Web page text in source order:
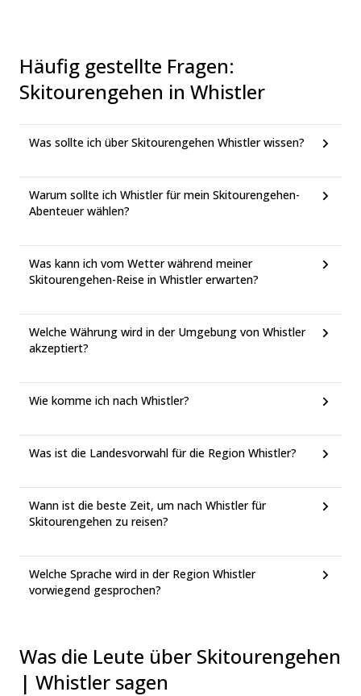
Häufig gestellte Fragen:
Skitourengehen in Whistler
Was sollte ich über Skitourengehen Whistler wissen?
Warum sollte ich Whistler für mein Skitourengehen-
Abenteuer wählen?
Was kann ich vom Wetter während meiner
Skitourengehen-Reise in Whistler erwarten?
Welche Währung wird in der Umgebung von Whistler
akzeptiert?
Wie komme ich nach Whistler?
Was ist die Landesvorwahl für die Region Whistler?
Wann ist die beste Zeit, um nach Whistler für
Skitourengehen zu reisen?
Welche Sprache wird in der Region Whistler
vorwiegend gesprochen?
Was die Leute über Skitourengehen
| Whistler sagen